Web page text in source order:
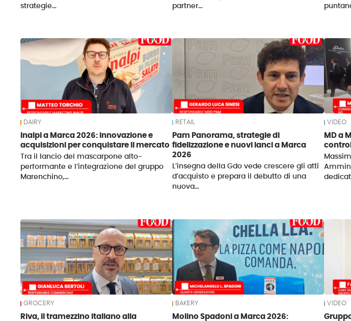
strategie…
partner…
DAIRY
Inalpi a Marca 2026: innovazione e
acquisizioni per conquistare il mercato
Tra il lancio del mascarpone alto-
performante e l’integrazione del gruppo
Marenchino,…
RETAIL
Pam Panorama, strategie di
fidelizzazione e nuovi lanci a Marca
2026
L’insegna della Gdo vede crescere gli atti
d’acquisto e prepara il debutto di una
nuova…
VIDEO
MD a
GROCERY
Riva, il tramezzino italiano alla
BAKERY
Molino Spadoni a Marca 2026:
VIDEO